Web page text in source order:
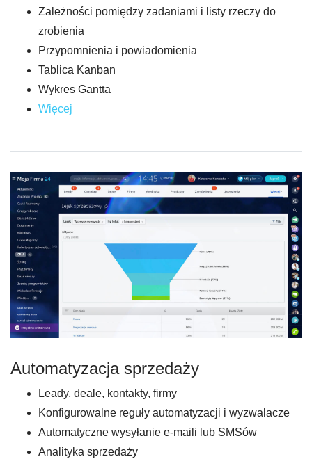
Zależności pomiędzy zadaniami i listy rzeczy do
zrobienia
Przypomnienia i powiadomienia
Tablica Kanban
Wykres Gantta
Więcej
Automatyzacja sprzedaży
Leady, deale, kontakty, firmy
Konfigurowalne reguły automatyzacji i wyzwalacze
Automatyczne wysyłanie e-maili lub SMSów
Analityka sprzedaży